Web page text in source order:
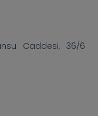
Caddesi, 36/6